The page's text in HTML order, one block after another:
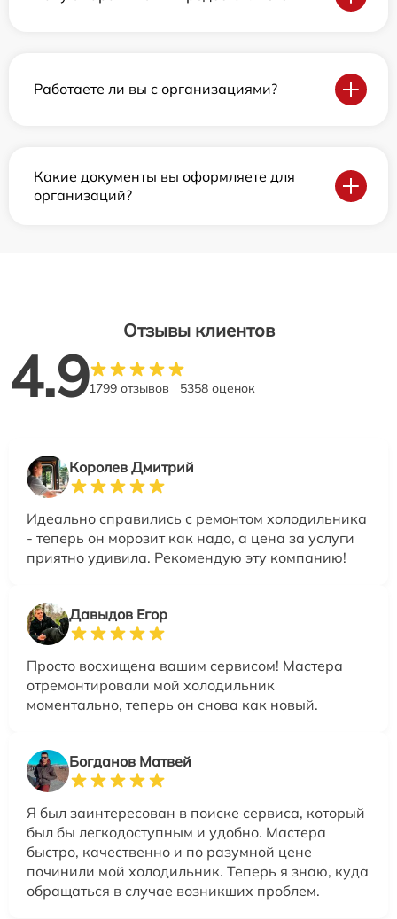
Работаете ли вы с организациями?
Какие документы вы оформляете для
организаций?
Отзывы клиентов
4.91799 отзывов 5358 оценок
Королев Дмитрий
Идеально справились с ремонтом холодильника
- теперь он морозит как надо, а цена за услуги
приятно удивила. Рекомендую эту компанию!
Давыдов Егор
Просто восхищена вашим сервисом! Мастера
отремонтировали мой холодильник
моментально, теперь он снова как новый.
Богданов Матвей
Я был заинтересован в поиске сервиса, который
был бы легкодоступным и удобно. Мастера
быстро, качественно и по разумной цене
починили мой холодильник. Теперь я знаю, куда
обращаться в случае возникших проблем.